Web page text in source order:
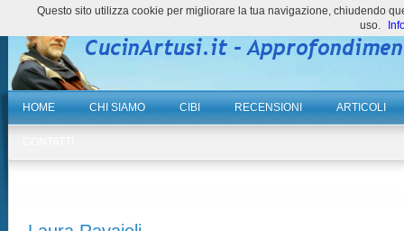
HOME CHI SIAMO CIBI RECENSIONI ARTICOLI
Questo sito utilizza cookie per migliorare la tua navigazione, chiudendo
uso.